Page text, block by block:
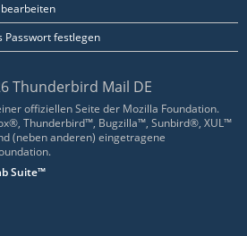
Passwort festlegen
Thunderbird Mail DE
offiziellen Seite der Mozilla Foundation.
Thunderbird™, Bugzilla™, Sunbird®, XUL™
(neben anderen) eingetragene
Suite™